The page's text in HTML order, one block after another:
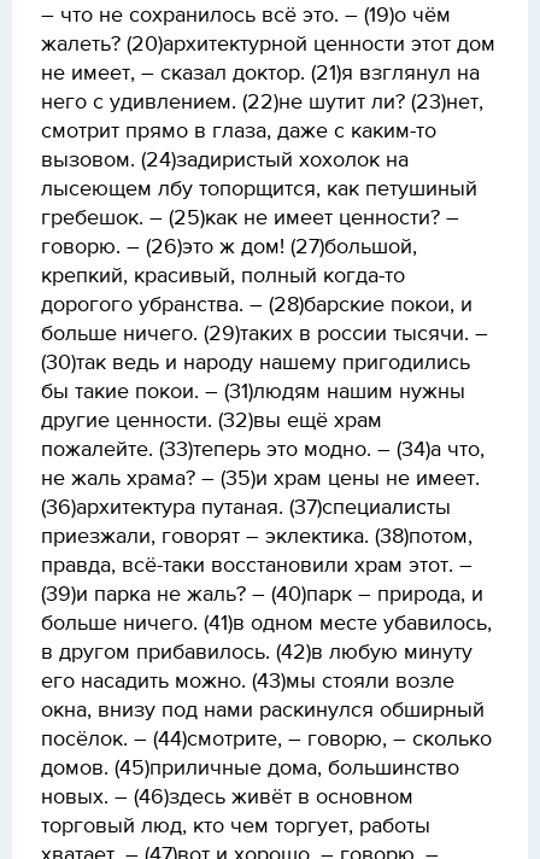
– что не сохранилось всё это. – (19)о чём
жалеть? (20)архитектурной ценности этот дом
не имеет, – сказал доктор. (21)я взглянул на
него с удивлением. (22)не шутит ли? (23)нет,
смотрит прямо в глаза, даже с каким-то
вызовом. (24)задиристый хохолок на
лысеющем лбу топорщится, как петушиный
гребешок. – (25)как не имеет ценности? –
говорю. – (26)это ж дом! (27)большой,
крепкий, красивый, полный когда-то
дорогого убранства. – (28)барские покои, и
больше ничего. (29)таких в россии тысячи. –
(30)так ведь и народу нашему пригодились
бы такие покои. – (31)людям нашим нужны
другие ценности. (32)вы ещё храм
пожалейте. (33)теперь это модно. – (34)а что,
не жаль храма? – (35)и храм цены не имеет.
(36)архитектура путаная. (37)специалисты
приезжали, говорят – эклектика. (38)потом,
правда, всё-таки восстановили храм этот. –
(39)и парка не жаль? – (40)парк – природа, и
больше ничего. (41)в одном месте убавилось,
в другом прибавилось. (42)в любую минуту
его насадить можно. (43)мы стояли возле
окна, внизу под нами раскинулся обширный
посёлок. – (44)смотрите, – говорю, – сколько
домов. (45)приличные дома, большинство
новых. – (46)здесь живёт в основном
торговый люд, кто чем торгует, работы